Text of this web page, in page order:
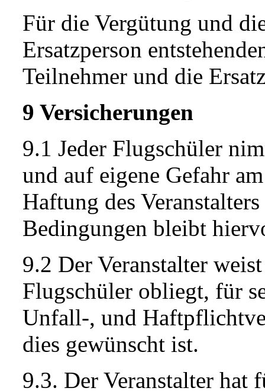
Für die Vergütung und
Ersatzperson
Teilnehmer und die
9 Versicherungen
9.1 Jeder Flugschüler
und auf eigene Gefahr
Haftung des
Bedingungen bleibt
9.2 Der Veranstalter
Flugschüler obliegt, für
Unfall-, und
dies gewünscht ist.
9.3. Der Veranstalter hat